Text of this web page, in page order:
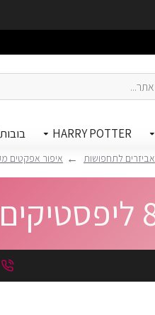
HARRY POTTER בובות FUNKO POP!
אביזרים לתחפושות איפור אפקטים